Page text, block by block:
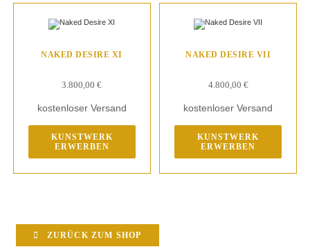
NAKED DESIRE XI
3.800,00€
kostenloser Versand
KUNSTWERK
ERWERBEN
NAKED DESIRE VII
4.800,00 €
kostenloser Versand
KUNSTWERK
ERWERBEN
ZURÜCK ZUM SHOP